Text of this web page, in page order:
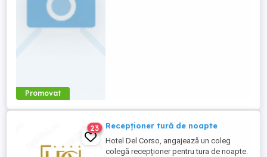
Promovat
23 Recepționer tură de noapte
Hotel Del Corso, angajează un coleg
colegă recepționer pentru tura de noapte.